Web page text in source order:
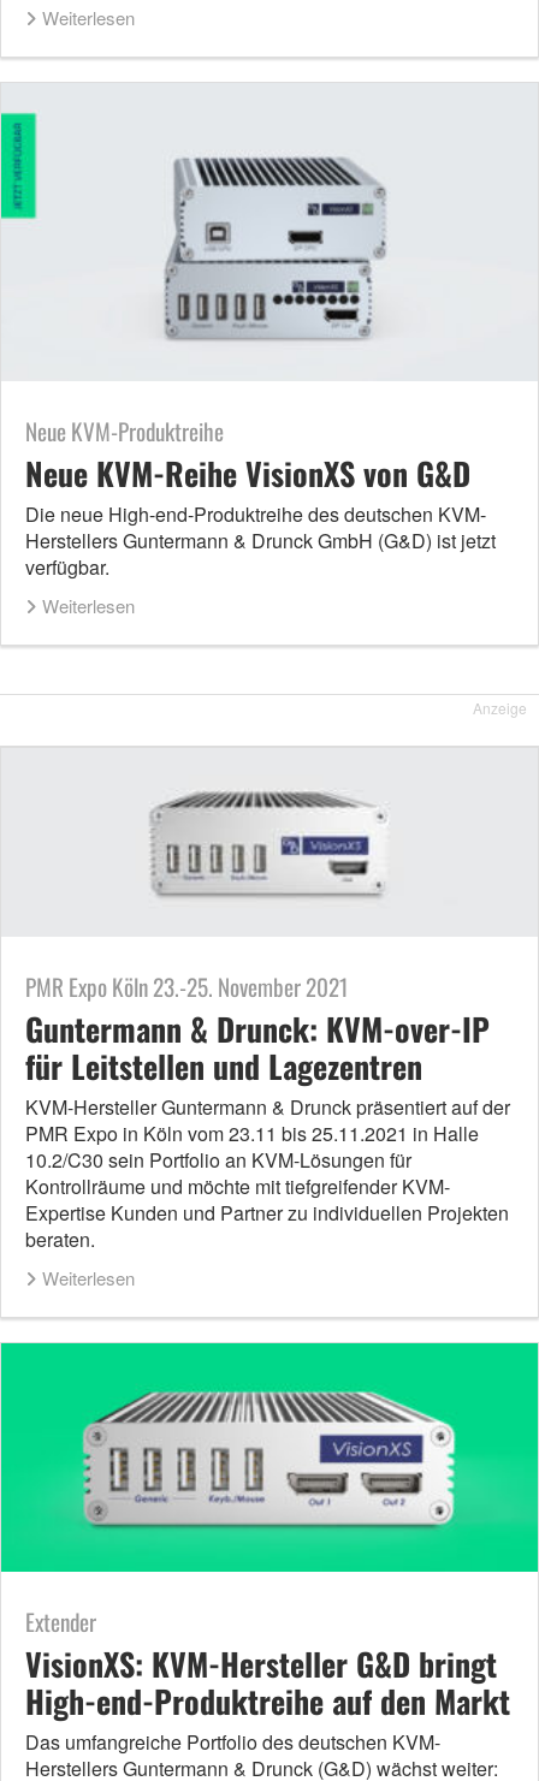
Weiterlesen
Neue KVM-Produktreihe
Neue KVM-Reihe VisionXS von G&D
Die neue High-end-Produktreihe des deutschen KVM-
Herstellers Guntermann & Drunck GmbH (G&D) ist jetzt
verfügbar.
Weiterlesen
Anzeige
PMR Expo Köln 23.-25. November 2021
Guntermann & Drunck: KVM-over-IP
für Leitstellen und Lagezentren
KVM-Hersteller Guntermann & Drunck präsentiert auf der
PMR Expo in Köln vom 23.11 bis 25.11.2021 in Halle
10.2/C30 sein Portfolio an KVM-Lösungen für
Kontrollräume und möchte mit tiefgreifender KVM-
Expertise Kunden und Partner zu individuellen Projekten
beraten.
Weiterlesen
Extender
VisionXS: KVM-Hersteller G&D bringt
High-end-Produktreihe auf den Markt
Das umfangreiche Portfolio des deutschen KVM-
Herstellers Guntermann & Drunck (G&D) wächst weiter: